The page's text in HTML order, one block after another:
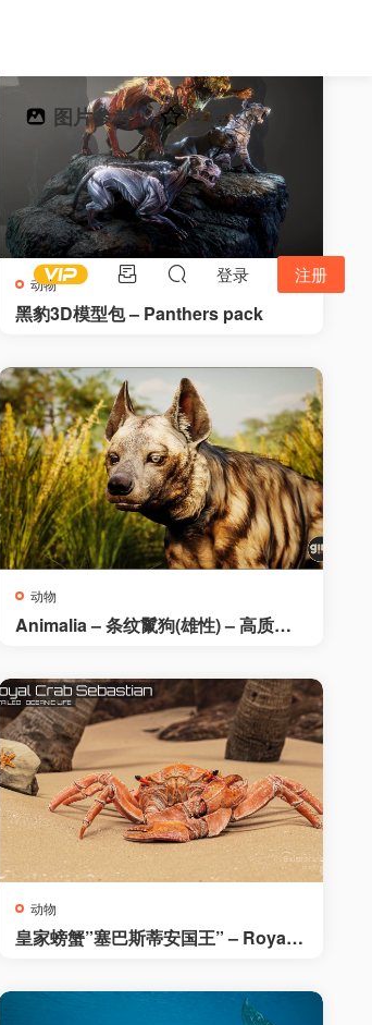
图片参考 收藏
登录 注册
动物
黑豹3D模型包 – Panthers pack
动物
Animalia – 条纹鬣狗(雄性) – 高质量3
动物
皇家螃蟹”塞巴斯蒂安国王” – Royal